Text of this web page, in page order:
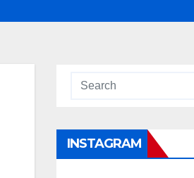
INSTAGRAM